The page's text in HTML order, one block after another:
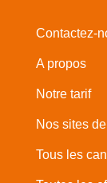
Contactez-
A propos
Notre tarif
Nos sites
Tous les